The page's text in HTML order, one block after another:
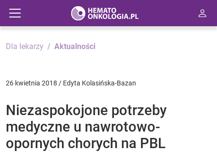
Dla lekarzy Aktualności
26 kwietnia 2018 / Edyta Kolasińska-Bazan
Niezaspokojone potrzeby
medyczne u nawrotowo-
opornych chorych na PBL